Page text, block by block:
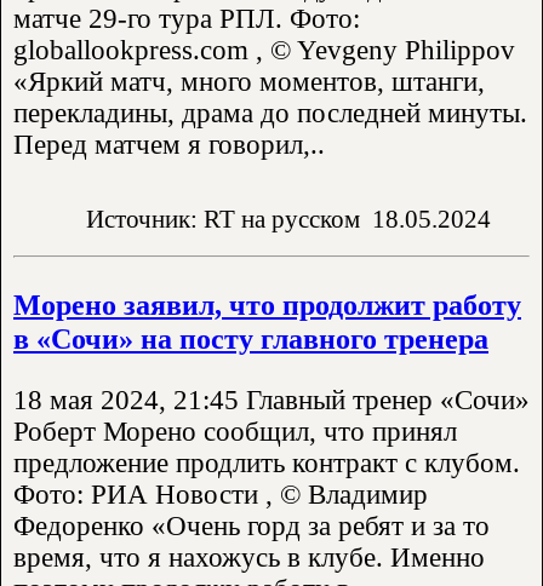
матче 29-го тура РПЛ. Фото:
globallookpress.com , © Yevgeny Philippov
«Яркий матч, много моментов, штанги,
перекладины, драма до последней минуты.
Перед матчем я говорил,..
Источник: RT на русском 18.05.2024
Морено заявил, что продолжит работу
в «Сочи» на посту главного тренера
18 мая 2024, 21:45 Главный тренер «Сочи»
Роберт Морено сообщил, что принял
предложение продлить контракт с клубом.
Фото: РИА Новости , © Владимир
Федоренко «Очень горд за ребят и за то
время, что я нахожусь в клубе. Именно